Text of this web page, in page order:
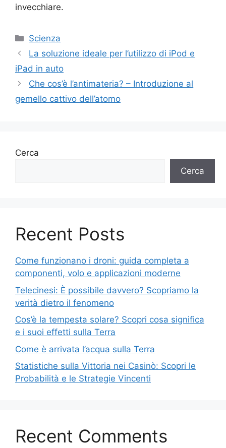
invecchiare.
Categorie
Scienza
La soluzione ideale per l’utilizzo di iPod e
iPad in auto
Che cos’è l’antimateria? – Introduzione al
gemello cattivo dell’atomo
Cerca
Cerca
Recent Posts
Come funzionano i droni: guida completa a
componenti, volo e applicazioni moderne
Telecinesi: È possibile davvero? Scopriamo la
verità dietro il fenomeno
Cos’è la tempesta solare? Scopri cosa significa
e i suoi effetti sulla Terra
Come è arrivata l’acqua sulla Terra
Statistiche sulla Vittoria nei Casinò: Scopri le
Probabilità e le Strategie Vincenti
Recent Comments